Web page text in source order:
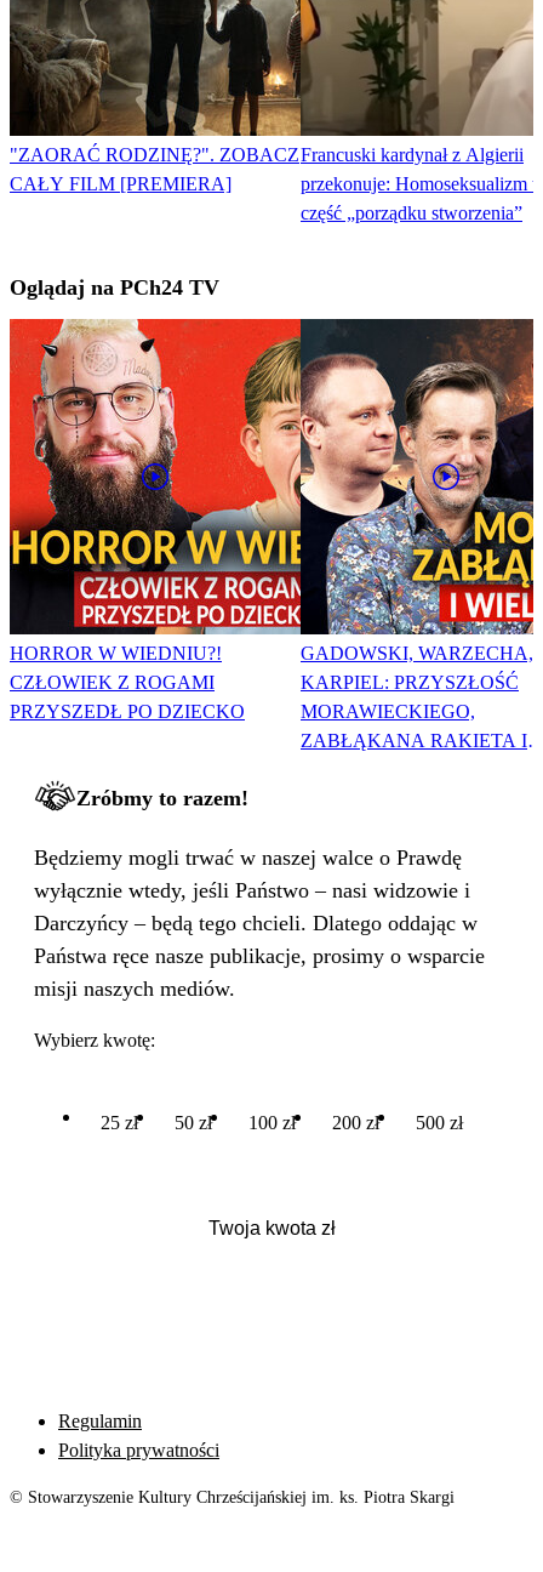
"ZAORAĆ RODZINĘ?". ZOBACZ
CAŁY FILM [PREMIERA]
Francuski kardynał z Algierii
przekonuje: Homoseksualizm
część „porządku stworzenia”
Oglądaj na PCh24 TV
HORROR W WIEDNIU?!
CZŁOWIEK Z ROGAMI
PRZYSZEDŁ PO DZIECKO
GADOWSKI, WARZECHA,
KARPIEL: PRZYSZŁOŚĆ
MORAWIECKIEGO,
ZABŁĄKANA RAKIETA I
Zróbmy to razem!
Będziemy mogli trwać w naszej walce o Prawdę
wyłącznie wtedy, jeśli Państwo – nasi widzowie i
Darczyńcy – będą tego chcieli. Dlatego oddając w
Państwa ręce nasze publikacje, prosimy o wsparcie
misji naszych mediów.
Wybierz kwotę:
25 zł 50 zł 100 zł 200 zł 500 zł
Regulamin
Polityka prywatności
© Stowarzyszenie Kultury Chrześcijańskiej im. ks. Piotra Skargi